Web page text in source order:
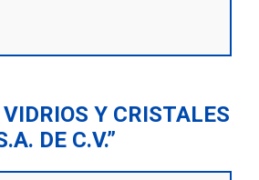
Y CRISTALES
DE C.V.”